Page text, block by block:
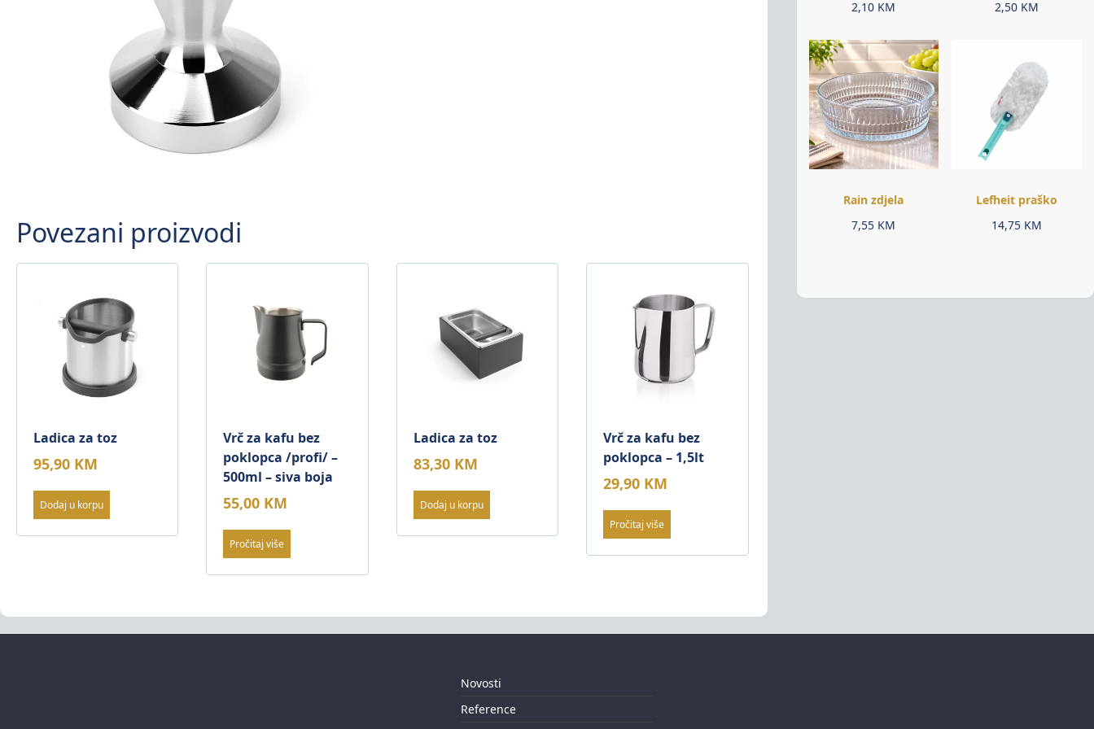
Povezani proizvodi
Ladica za toz
95,90 KM
Dodaj u korpu
Vrč za kafu bez
poklopca /profi/ –
500ml – siva boja
55,00 KM
Pročitaj više
Ladica za toz
83,30 KM
Dodaj u korpu
Vrč za kafu bez
poklopca – 1,5lt
29,90 KM
Pročitaj više
2,10 KM
2,50 KM
Rain zdjela
7,55 KM
Lefheit praško
14,75 KM
Novosti
Reference